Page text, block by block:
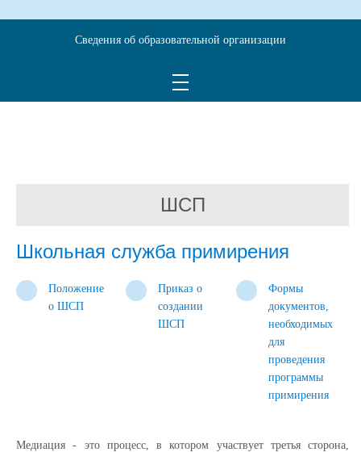
ШСП
Школьная служба примирения
Положение
о ШСП
Приказ о
создании
ШСП
Формы
документов,
необходимых
для
проведения
программы
примирения
Медиация - это процесс, в котором участвует третья сторона,
Сведения об образовательной организации